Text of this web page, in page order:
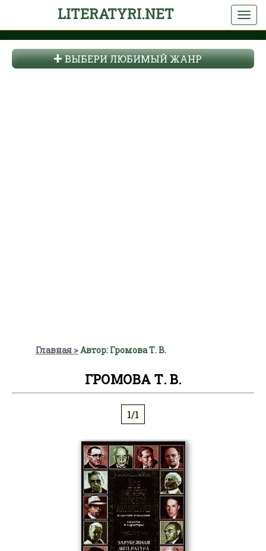
LITERATYRI.NET
ВЫБЕРИ ЛЮБИМЫЙ ЖАНР
Главная Автор: Громова Т. В.
ГРОМОВА Т. В.
1/1